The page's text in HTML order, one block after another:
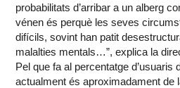
probabilitats d’arribar a un alberg
vénen és perquè les seves
difícils, sovint han patit
malalties mentals…”, explica la
Pel que fa al percentatge d’usuaris
actualment és aproximadament de